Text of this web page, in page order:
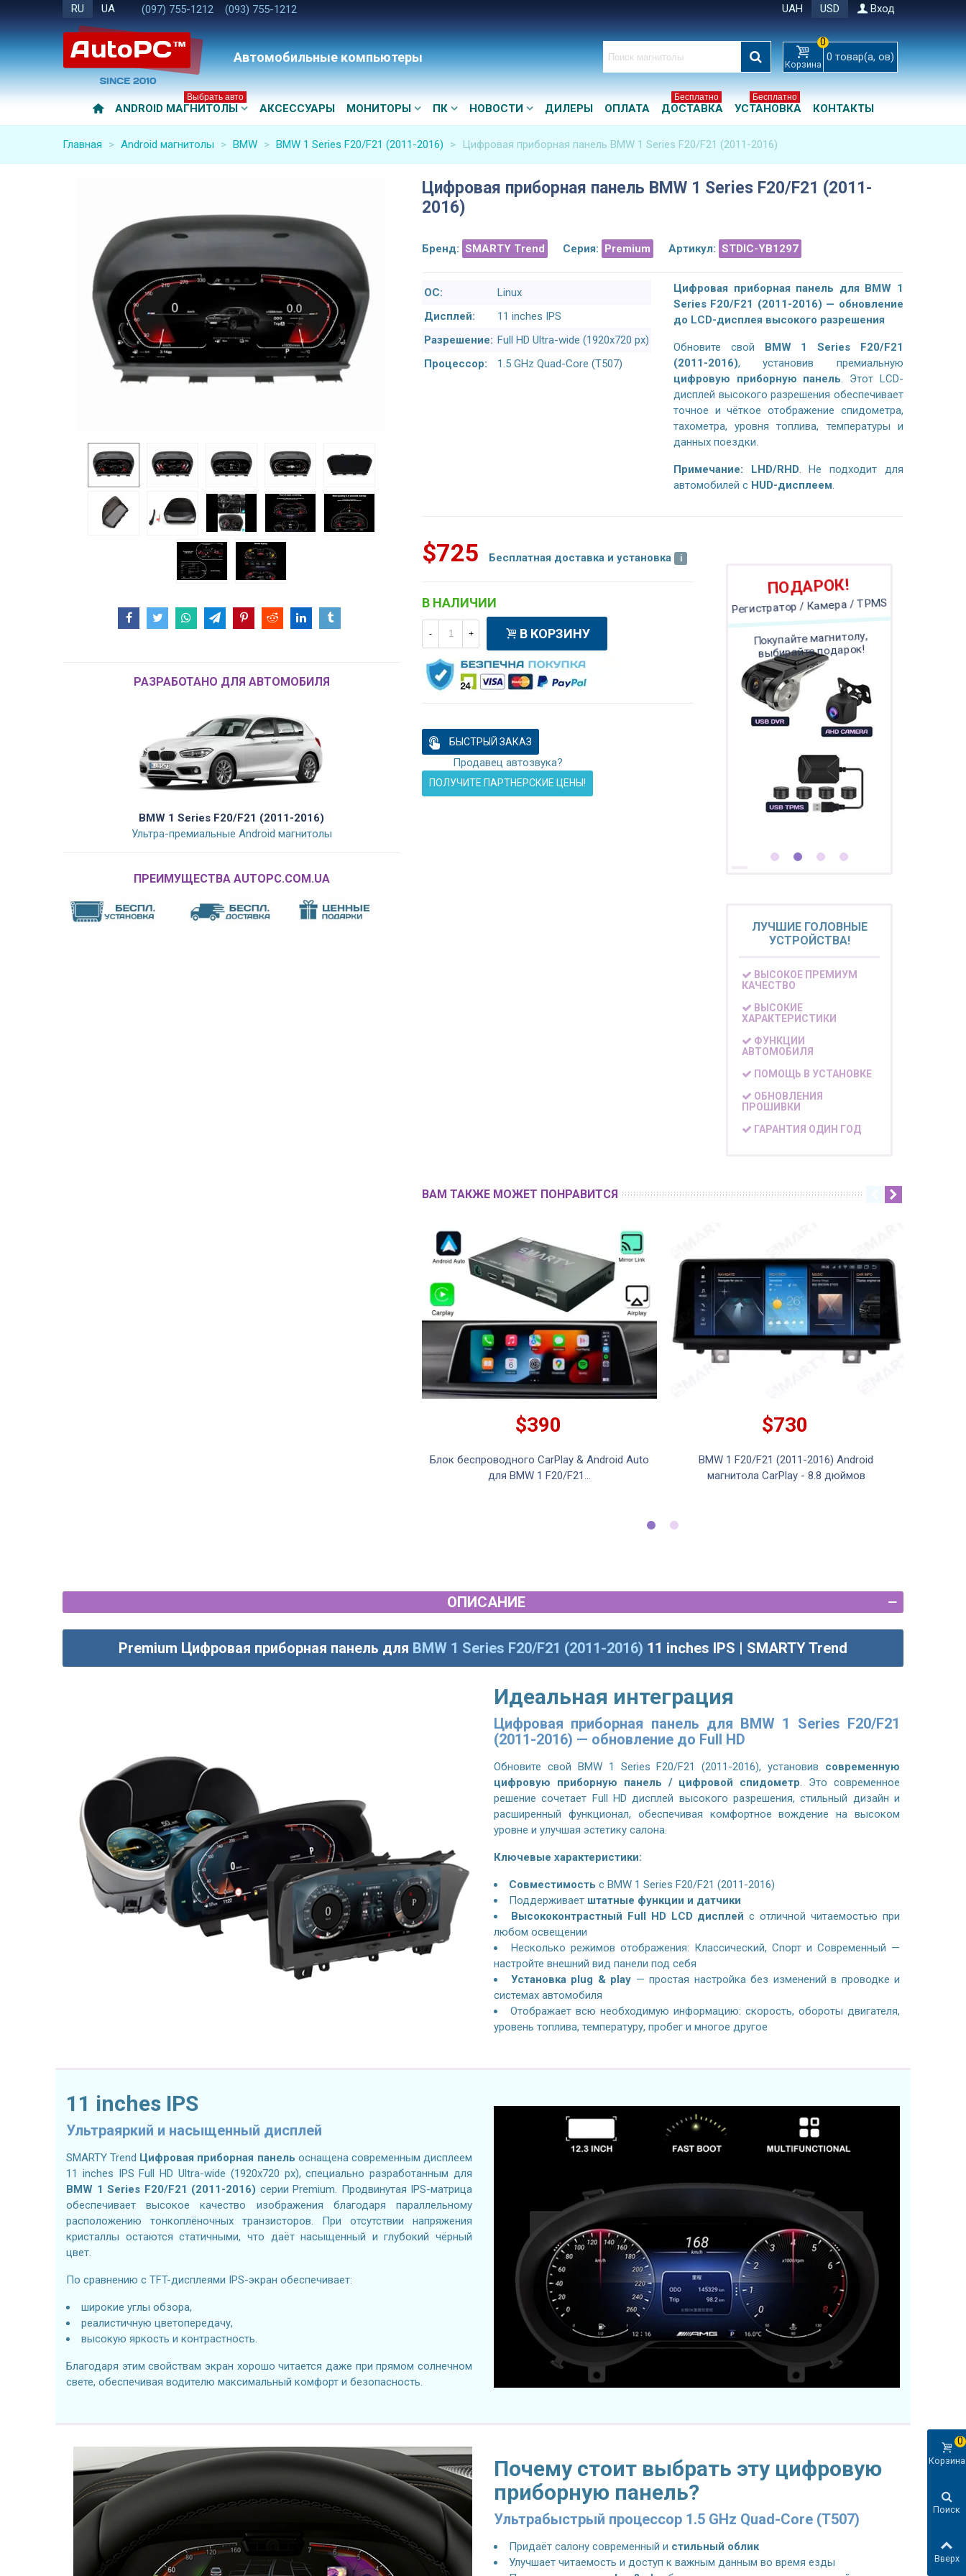
RU UA (097) 755-1212 (093) 755-1212 UAH USD Вход
Автомобильные компьютеры Корзина
0
0 товар(а, ов)
ANDROID МАГНИТОЛЫ
Выбрать авто
АКСЕССУАРЫ МОНИТОРЫ ПК НОВОСТИ ДИЛЕРЫ ОПЛАТА ДОСТАВКА
Бесплатно
УСТАНОВКА
Бесплатно
КОНТАКТЫ
Главная > Android магнитолы > BMW > BMW 1 Series F20/F21 (2011-2016) > Цифровая приборная панель BMW 1 Series F20/F21 (2011-2016)
РАЗРАБОТАНО ДЛЯ АВТОМОБИЛЯ
BMW 1 Series F20/F21 (2011-2016)
Ультра-премиальные Android магнитолы
ПРЕИМУЩЕСТВА AUTOPC.COM.UA
Цифровая приборная панель BMW 1 Series F20/F21 (2011-
2016)
Бренд: SMARTY Trend Серия: Premium Артикул: STDIC-YB1297
ОС:
Linux
Дисплей:
11 inches IPS
Разрешение: Full HD Ultra-wide (1920x720 px)
Процессор:
1.5 GHz Quad-Core (T507)
Цифровая приборная панель для BMW 1
Series F20/F21 (2011-2016) — обновление
до LCD-дисплея высокого разрешения
Обновите свой BMW 1 Series F20/F21
(2011-2016), установив премиальную
цифровую приборную панель. Этот LCD-
дисплей высокого разрешения обеспечивает
точное и чёткое отображение спидометра,
тахометра, уровня топлива, температуры и
данных поездки.
Примечание: LHD/RHD. Не подходит для
автомобилей с HUD-дисплеем.
$725 Бесплатная доставка и установка
В НАЛИЧИИ
- + В КОРЗИНУ
БЫСТРЫЙ ЗАКАЗ
Продавец автозвука?
ПОЛУЧИТЕ ПАРТНЕРСКИЕ ЦЕНЫ!
ПОДАРОК!
Регистратор / Камера / TPMS
Покупайте магнитолу,
выбирайте подарок!
ЛУЧШИЕ ГОЛОВНЫЕ
УСТРОЙСТВА!
ВЫСОКОЕ ПРЕМИУМ
КАЧЕСТВО
ВЫСОКИЕ
ХАРАКТЕРИСТИКИ
ФУНКЦИИ
АВТОМОБИЛЯ
ПОМОЩЬ В УСТАНОВКЕ
ОБНОВЛЕНИЯ
ПРОШИВКИ
ГАРАНТИЯ ОДИН ГОД
ВАМ ТАКЖЕ МОЖЕТ ПОНРАВИТСЯ
$390
Блок беспроводного CarPlay & Android Auto
для BMW 1 F20/F21...
$730
BMW 1 F20/F21 (2011-2016) Android
магнитола CarPlay - 8.8 дюймов
ОПИСАНИЕ
Premium Цифровая приборная панель для BMW 1 Series F20/F21 (2011-2016) 11 inches IPS | SMARTY Trend
Идеальная интеграция
Цифровая приборная панель для BMW 1 Series F20/F21
(2011-2016) — обновление до Full HD
Обновите свой BMW 1 Series F20/F21 (2011-2016), установив современную
цифровую приборную панель / цифровой спидометр. Это современное
решение сочетает Full HD дисплей высокого разрешения, стильный дизайн и
расширенный функционал, обеспечивая комфортное вождение на высоком
уровне и улучшая эстетику салона.
Ключевые характеристики:
Совместимость с BMW 1 Series F20/F21 (2011-2016)
Поддерживает штатные функции и датчики
Высококонтрастный Full HD LCD дисплей с отличной читаемостью при
любом освещении
Несколько режимов отображения: Классический, Спорт и Современный —
настройте внешний вид панели под себя
Установка plug & play — простая настройка без изменений в проводке и
системах автомобиля
Отображает всю необходимую информацию: скорость, обороты двигателя,
уровень топлива, температуру, пробег и многое другое
11 inches IPS
Ультраяркий и насыщенный дисплей
SMARTY Trend Цифровая приборная панель оснащена современным дисплеем
11 inches IPS Full HD Ultra-wide (1920x720 px), специально разработанным для
BMW 1 Series F20/F21 (2011-2016) серии Premium. Продвинутая IPS-матрица
обеспечивает высокое качество изображения благодаря параллельному
расположению тонкоплёночных транзисторов. При отсутствии напряжения
кристаллы остаются статичными, что даёт насыщенный и глубокий чёрный
цвет.
По сравнению с TFT-дисплеями IPS-экран обеспечивает:
широкие углы обзора,
реалистичную цветопередачу,
высокую яркость и контрастность.
Благодаря этим свойствам экран хорошо читается даже при прямом солнечном
свете, обеспечивая водителю максимальный комфорт и безопасность.
Почему стоит выбрать эту цифровую
приборную панель?
Ультрабыстрый процессор 1.5 GHz Quad-Core (T507)
Придаёт салону современный и стильный облик
Улучшает читаемость и доступ к важным данным во время езды
Корзина
0
Поиск
Вверх